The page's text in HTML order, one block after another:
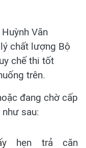
Văn
chất lượng Bộ
chế thi tốt
trên.
đang chờ cấp
sau:
hẹn trả căn